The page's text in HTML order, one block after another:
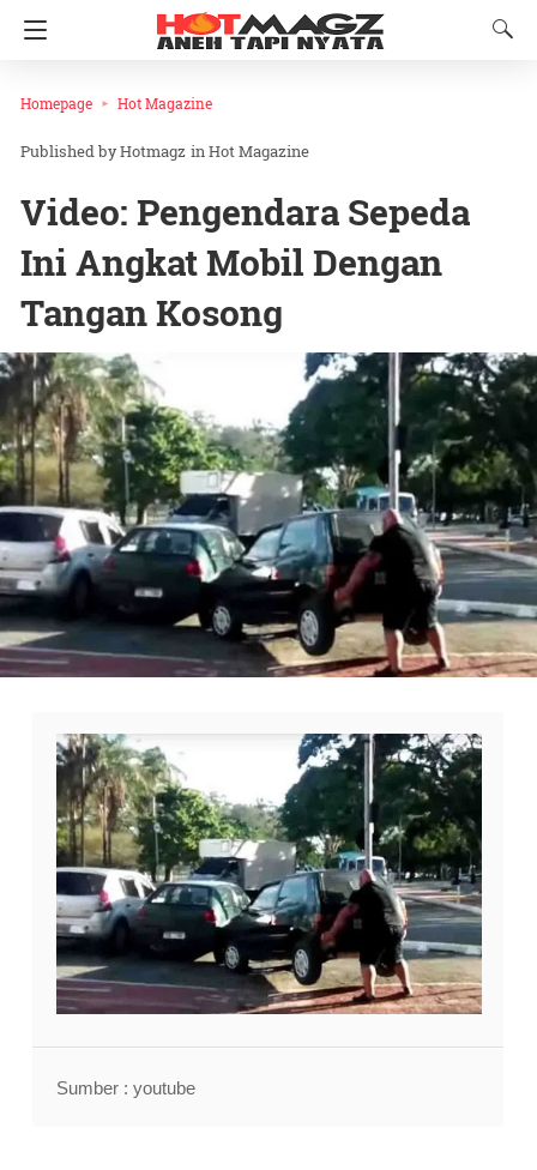
Homepage Hot Magazine
Hotmagz inHot Magazine
Video: Pengendara Sepeda
Ini Angkat Mobil Dengan
Tangan Kosong
Sumber : youtube